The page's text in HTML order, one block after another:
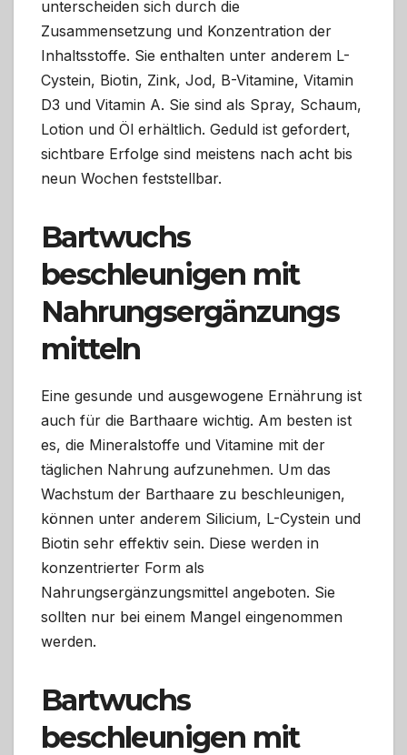
unterscheiden sich durch die
Zusammensetzung und Konzentration der
Inhaltsstoffe. Sie enthalten unter anderem L-
Cystein, Biotin, Zink, Jod, B-Vitamine, Vitamin
D3 und Vitamin A. Sie sind als Spray, Schaum,
Lotion und Öl erhältlich. Geduld ist gefordert,
sichtbare Erfolge sind meistens nach acht bis
neun Wochen feststellbar.
Bartwuchs
beschleunigen mit
Nahrungsergänzungs
mitteln
Eine gesunde und ausgewogene Ernährung ist
auch für die Barthaare wichtig. Am besten ist
es, die Mineralstoffe und Vitamine mit der
täglichen Nahrung aufzunehmen. Um das
Wachstum der Barthaare zu beschleunigen,
können unter anderem Silicium, L-Cystein und
Biotin sehr effektiv sein. Diese werden in
konzentrierter Form als
Nahrungsergänzungsmittel angeboten. Sie
sollten nur bei einem Mangel eingenommen
werden.
Bartwuchs
beschleunigen mit